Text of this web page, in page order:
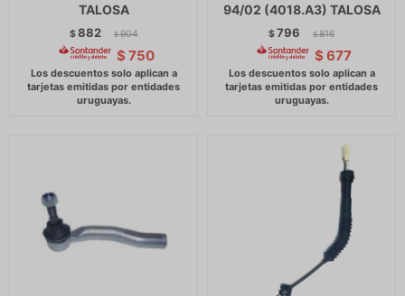
TALOSA
$882 $ 904
$ 750
94/02 (4018.A3) TALOSA
$796 $ 816
$ 677